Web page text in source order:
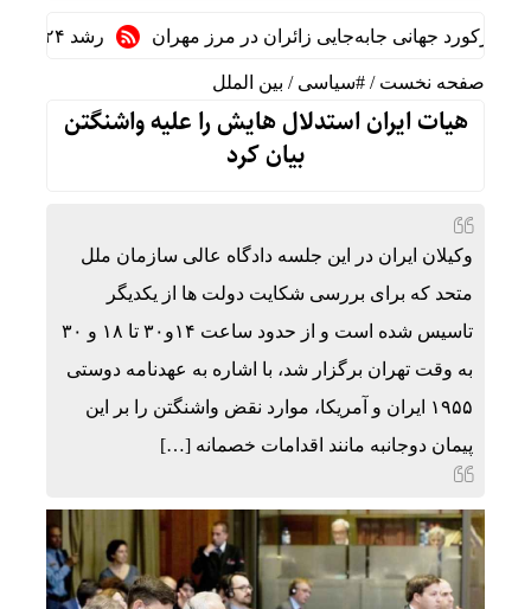
جهانی جابه‌جایی زائران در مرز مهران رشد ۲۴ درصدی تردد زائران در اربعین از مرز مهران
صفحه نخست / #سیاسی / بین الملل
هیات ایران استدلال هایش را علیه واشنگتن
بیان کرد
وکیلان ایران در این جلسه دادگاه عالی سازمان ملل
متحد که برای بررسی شکایت دولت ها از یکدیگر
تاسیس شده است و از حدود ساعت ۱۴و۳۰ تا ۱۸ و ۳۰
به وقت تهران برگزار شد، با اشاره به عهدنامه دوستی
۱۹۵۵ ایران و آمریکا، موارد نقض واشنگتن را بر این
پیمان دوجانبه مانند اقدامات خصمانه […]